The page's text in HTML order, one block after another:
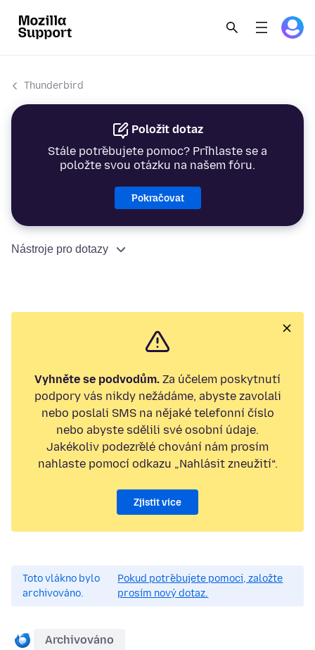
Thunderbird
Položit dotaz
Stále potřebujete pomoc? Přihlaste se a
položte svou otázku na našem fóru.
Pokračovat
Nástroje pro dotazy
Vyhněte se podvodům. Za účelem poskytnutí
podpory vás nikdy nežádáme, abyste zavolali
nebo poslali SMS na nějaké telefonní číslo
nebo abyste sdělili své osobní údaje.
Jakékoliv podezřelé chování nám prosím
nahlaste pomocí odkazu „Nahlásit zneužití“.
Zjistit více
Toto vlákno bylo
archivováno.
Pokud potřebujete pomoci, založte
prosím nový dotaz.
Archivováno